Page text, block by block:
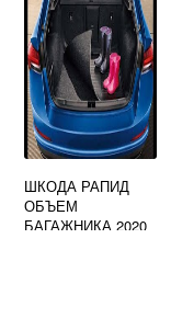
ШКОДА РАПИД
ОБЪЕМ
БАГАЖНИКА 2020